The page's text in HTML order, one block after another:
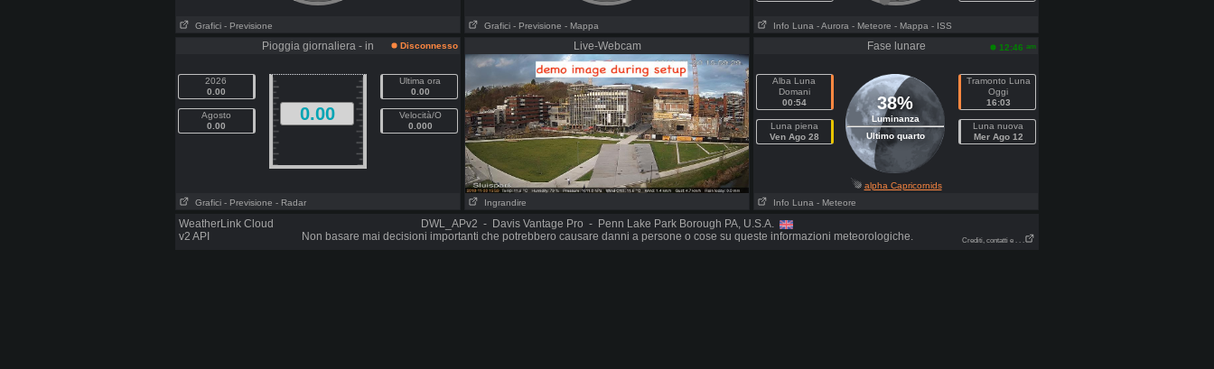
Grafici - Previsione Grafici - Previsione - Mappa Info Luna - Aurora - Meteore - Mappa - ISS
Pioggia giornaliera - in Disconnesso
2026
0.00
Agosto
0.00
0.00
Ultima ora
0.00
Velocità/O
0.000
Grafici - Previsione - Radar
Live-Webcam
Ingrandire
Fase lunare 12:46 am
Alba Luna
Domani
00:54
Luna piena
Ven Ago 28
38%
Luminanza
Ultimo quarto
Tramonto Luna
Oggi
16:03
Luna nuova
Mer Ago 12
alpha Capricornids
Info Luna - Meteore
WeatherLink Cloud
v2 API
DWL_APv2 - Davis Vantage Pro - Penn Lake Park Borough PA, U.S.A.
Non basare mai decisioni importanti che potrebbero causare danni a persone o cose su queste informazioni meteorologiche.
Crediti, contatti e . . .